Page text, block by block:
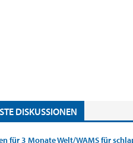
DISKUSSIONEN
für 3 Monate Welt/WAMS für